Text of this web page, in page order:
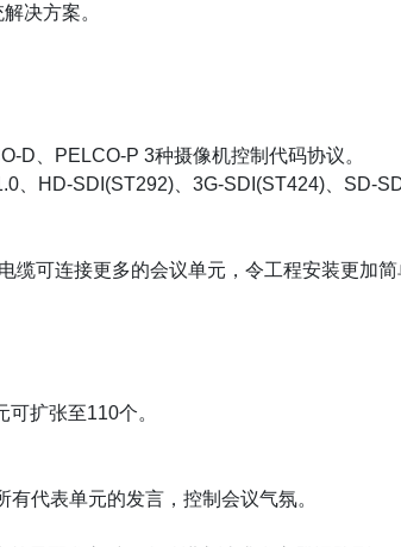
决方案。
D、PELCO-P 3种摄像机控制代码协议。
、HD-SDI(ST292)、3G-SDI(ST424)、SD-
缆可连接更多的会议单元，令工程安装更加简
扩张至110个。
代表单元的发言，控制会议气氛。